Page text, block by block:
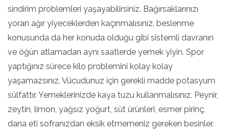
sindirim problemleri yaşayabilirsiniz. Bağırsaklarınızı
yoran ağır yiyeceklerden kaçınmalısınız. beslenme
konusunda da her konuda olduğu gibi sistemli davranın
ve öğün atlamadan aynı saatlerde yemek yiyin. Spor
yaptığınız sürece kilo problemini kolay kolay
yaşamazsınız. Vücudunuz için gerekli madde potasyum
sülfattır. Yemeklerinizde kaya tuzu kullanmalısınız. Peynir,
zeytin, limon, yağsız yoğurt, süt ürünleri, esmer pirinç,
dana eti sofranızdan eksik etmemeniz gereken besinler.